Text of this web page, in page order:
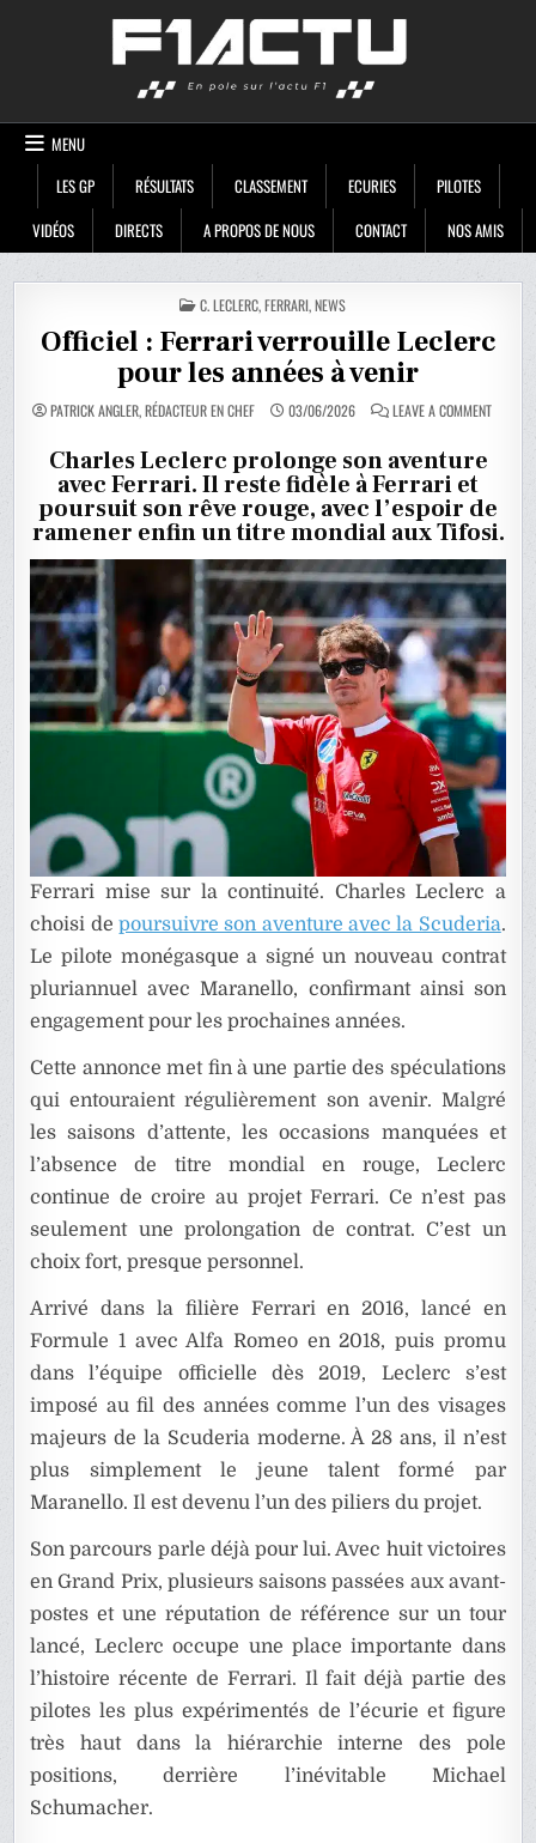
MENU
LES GP
RÉSULTATS CLASSEMENT ECURIES
PILOTES
VIDÉOS
DIRECTS A PROPOS DE NOUS CONTACT NOS AMIS
POSTED
IN
C. LECLERC,FERRARI,NEWS
Officiel : Ferrari verrouille Leclerc
pour les années à venir
PATRICK ANGLER, RÉDACTEUR EN CHEF 03/06/2026 LEAVE A COMMENTON
LES
ANNÉES
À
Charles Leclerc prolonge son aventure
avec Ferrari. Il reste fidèle à Ferrari et
poursuit son rêve rouge, avec l’espoir de
ramener enfin un titre mondial aux Tifosi.
Ferrari mise sur la continuité. Charles Leclerc a
choisi de poursuivre son aventure avec la Scuderia.
Le pilote monégasque a signé un nouveau contrat
pluriannuel avec Maranello, confirmant ainsi son
engagement pour les prochaines années.
Cette annonce met fin à une partie des spéculations
qui entouraient régulièrement son avenir. Malgré
les saisons d’attente, les occasions manquées et
l’absence de titre mondial en rouge, Leclerc
continue de croire au projet Ferrari. Ce n’est pas
seulement une prolongation de contrat. C’est un
choix fort, presque personnel.
Arrivé dans la filière Ferrari en 2016, lancé en
Formule 1 avec Alfa Romeo en 2018, puis promu
dans l’équipe officielle dès 2019, Leclerc s’est
imposé au fil des années comme l’un des visages
majeurs de la Scuderia moderne. À 28 ans, il n’est
plus simplement le jeune talent formé par
Maranello. Il est devenu l’un des piliers du projet.
Son parcours parle déjà pour lui. Avec huit victoires
en Grand Prix, plusieurs saisons passées aux avant-
postes et une réputation de référence sur un tour
lancé, Leclerc occupe une place importante dans
l’histoire récente de Ferrari. Il fait déjà partie des
pilotes les plus expérimentés de l’écurie et figure
très haut dans la hiérarchie interne des pole
positions, derrière l’inévitable Michael
Schumacher.